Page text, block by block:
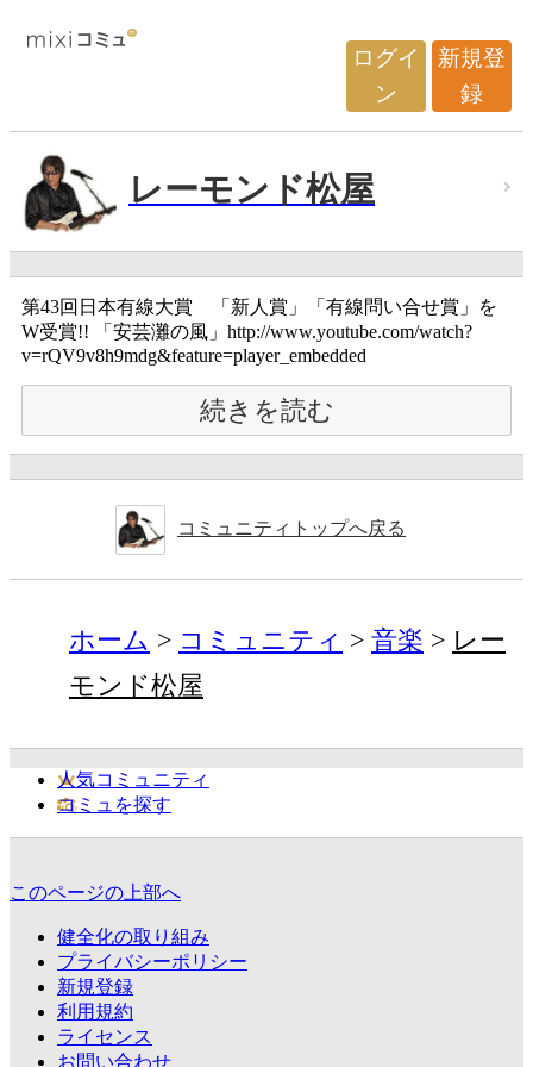
ログイ
ン
新規登
録
レーモンド松屋
第43回日本有線大賞 「新人賞」「有線問い合せ賞」を
W受賞!! 「安芸灘の風」http://www.youtube.com/watch?
v=rQV9v8h9mdg&feature=player_embedded
続きを読む
コミュニティトップへ戻る
ホーム コミュニティ 音楽
レー
モンド松屋
人気コミュニティ
コミュを探す
このページの上部へ
健全化の取り組み
プライバシーポリシー
新規登録
利用規約
ライセンス
お問い合わせ